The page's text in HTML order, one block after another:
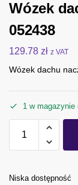
Wózek
052438
129.78 zł z VAT
Wózek dachu
1 w
Niska dostępność